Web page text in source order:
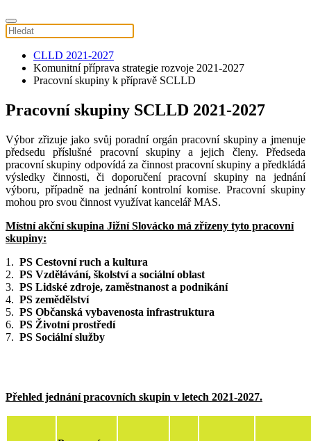
CLLD 2021-2027
Komunitní příprava strategie rozvoje 2021-2027
Pracovní skupiny k přípravě SCLLD
Pracovní skupiny SCLLD 2021-2027
Výbor zřizuje jako svůj poradní orgán pracovní skupiny a jmenuje
předsedu příslušné pracovní skupiny a jejich členy. Předseda
pracovní skupiny odpovídá za činnost pracovní skupiny a předkládá
výsledky činnosti, či doporučení pracovní skupiny na jednání
výboru, případně na jednání kontrolní komise. Pracovní skupiny
mohou pro svou činnost využívat kancelář MAS.
Místní akční skupina Jižní Slovácko má zřízeny tyto pracovní
skupiny:
1. PS Cestovní ruch a kultura
2. PS Vzdělávání, školství a sociální oblast
3. PS Lidské zdroje, zaměstnanost a podnikání
4. PS zemědělství
5. PS Občanská vybavenosta infrastruktura
6. PS Životní prostředí
7. PS Sociální služby
Přehled jednání pracovních skupin v letech 2021-2027.